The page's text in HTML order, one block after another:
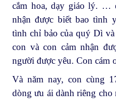
cắm hoa, dạy giáo lý. …
nhận được biết bao tình
tình chỉ bảo của quý Dì
con và con cảm nhận
người được yêu. Con cám
Và năm nay, con cùng
dòng ưu ái dành riêng cho